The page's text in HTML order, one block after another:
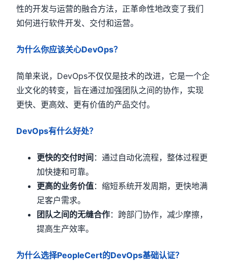
性的开发与运营的融合方法，正革命性地改变了我们
如何进行软件开发、交付和运营。
为什么你应该关心DevOps？
简单来说，DevOps不仅仅是技术的改进，它是一个企
业文化的转变，旨在通过加强团队之间的协作，实现
更快、更高效、更有价值的产品交付。
DevOps有什么好处？
更快的交付时间 ：通过自动化流程，整体过程更
加快捷和可靠。
更高的业务价值：缩短系统开发周期，更快地满
足客户需求。
团队之间的无缝合作：跨部门协作，减少摩擦，
提高生产效率。
为什么选择PeopleCert的DevOps基础认证？